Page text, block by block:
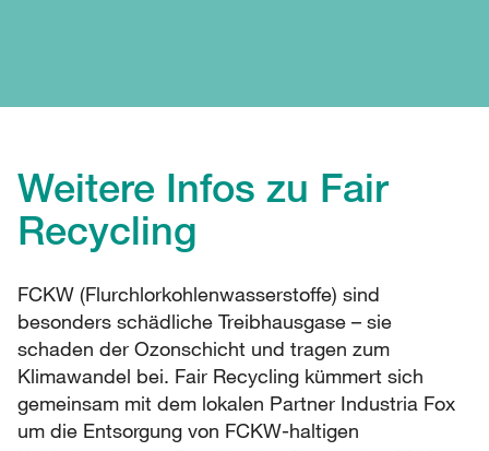
Weitere Infos zu Fair
Recycling
FCKW (Flurchlorkohlenwasserstoffe) sind
besonders schädliche Treibhausgase – sie
schaden der Ozonschicht und tragen zum
Klimawandel bei. Fair Recycling kümmert sich
gemeinsam mit dem lokalen Partner Industria Fox
um die Entsorgung von FCKW-haltigen